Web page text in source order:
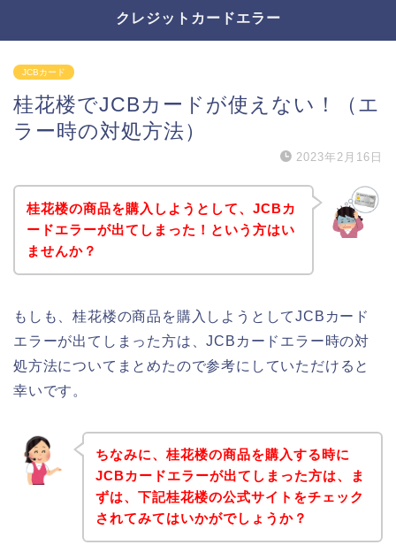
クレジットカードエラー
JCBカード
桂花楼でJCBカードが使えない！（エ
ラー時の対処方法）
2023年2月16日
桂花楼の商品を購入しようとして、JCBカ
ードエラーが出てしまった！という方はい
ませんか？
もしも、桂花楼の商品を購入しようとしてJCBカード
エラーが出てしまった方は、JCBカードエラー時の対
処方法についてまとめたので参考にしていただけると
幸いです。
ちなみに、桂花楼の商品を購入する時に
JCBカードエラーが出てしまった方は、ま
ずは、下記桂花楼の公式サイトをチェック
されてみてはいかがでしょうか？